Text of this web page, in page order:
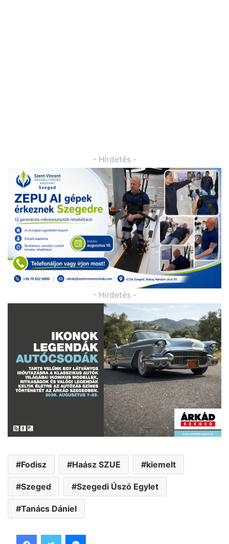
- Hirdetés -
- Hirdetés -
Fodisz Haász SZUE kiemelt
Szeged Szegedi Úszó Egylet
Tanács Dániel